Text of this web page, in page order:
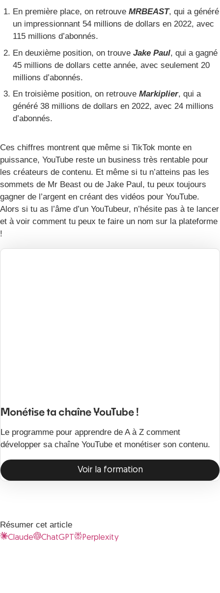
En première place, on retrouve MRBEAST, qui a généré
un impressionnant 54 millions de dollars en 2022, avec
115 millions d’abonnés.
En deuxième position, on trouve Jake Paul, qui a gagné
45 millions de dollars cette année, avec seulement 20
millions d’abonnés.
En troisième position, on retrouve Markiplier, qui a
généré 38 millions de dollars en 2022, avec 24 millions
d’abonnés.
Ces chiffres montrent que même si TikTok monte en
puissance, YouTube reste un business très rentable pour
les créateurs de contenu. Et même si tu n’atteins pas les
sommets de Mr Beast ou de Jake Paul, tu peux toujours
gagner de l’argent en créant des vidéos pour YouTube.
Alors si tu as l’âme d’un YouTubeur, n’hésite pas à te lancer
et à voir comment tu peux te faire un nom sur la plateforme
!
Monétise ta chaîne YouTube !
Le programme pour apprendre de A à Z comment
développer sa chaîne YouTube et monétiser son contenu.
Voir la formation
Résumer cet article
Claude ChatGPT Perplexity